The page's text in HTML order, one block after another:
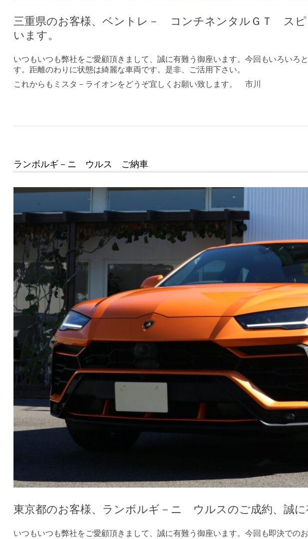
三重県のお客様、ベントレ－ コンチネンタルＧＴ スピ
います。
いつもいつも弊社をご愛顧頂きまして、誠に有難う御座います。今回もいろいろ
す。距離のわりに状態は綺麗な車両です。是非、ご活用下さい。
これからもミスタ－ライオンをどうぞ宜しくお願い致します。 市川
ランボルギ－ニ ウルス ご納車
東京都のお客様、ランボルギ－ニ ウルスのご成約、誠に
いつもいつも弊社をご愛顧頂きまして、誠に有難う御座います。今回も即決での